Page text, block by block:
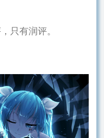
只有润评。